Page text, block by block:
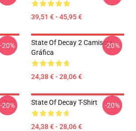
39,51 € - 45,95 €
-20%
State Of Decay 2 Camiseta
Gráfica
24,38 € - 28,06 €
-20%
Shirt
-20% State Of Decay T-Shirt
24,38 € - 28,06 €
-20%